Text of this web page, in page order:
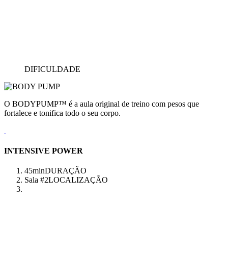
DIFICULDADE
O BODYPUMP™ é a aula original de treino com pesos que
fortalece e tonifica todo o seu corpo.
INTENSIVE POWER
45minDURAÇÃO
Sala #2LOCALIZAÇÃO